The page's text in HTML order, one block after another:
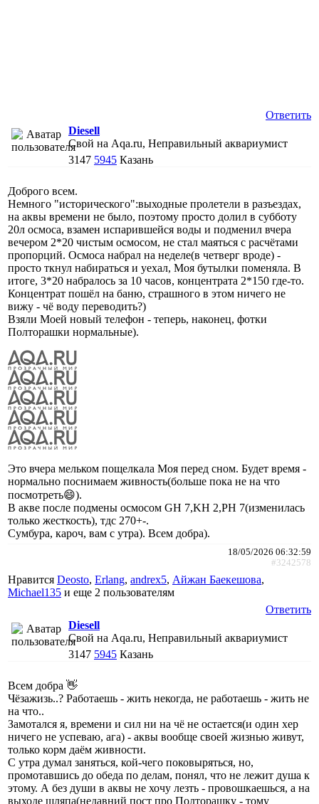
Ответить
Diesell
Свой на Aqa.ru, Неправильный аквариумист
3147 5945 Казань
Доброго всем.
Немного "исторического":выходные пролетели в разъездах,
на аквы времени не было, поэтому просто долил в субботу
20л осмоса, взамен испарившейся воды и подменил вчера
вечером 2*20 чистым осмосом, не стал маяться с расчётами
пропорций. Осмоса набрал на неделе(в четверг вроде) -
просто ткнул набираться и уехал, Моя бутылки поменяла. В
итоге, 3*20 набралось за 10 часов, концентрата 2*150 где-то.
Концентрат пошёл на баню, страшного в этом ничего не
вижу - чё воду переводить?)
Взяли Моей новый телефон - теперь, наконец, фотки
Полторашки нормальные).
Это вчера мельком пощелкала Моя перед сном. Будет время -
нормально поснимаем живность(больше пока не на что
посмотреть😄).
В акве после подмены осмосом GH 7,KH 2,PH 7(изменилась
только жесткость), тдс 270+-.
Сумбура, кароч, вам с утра). Всем добра).
18/05/2026 06:32:59
#3242578
Нравится Deosto, Erlang, andrex5, Айжан Баекешова,
Michael135 и еще 2 пользователям
Ответить
Diesell
Свой на Aqa.ru, Неправильный аквариумист
3147 5945 Казань
Всем добра 👋
Чёзажизь..? Работаешь - жить некогда, не работаешь - жить не
на что..
Замотался я, времени и сил ни на чё не остается(и один хер
ничего не успеваю, ага) - аквы вообще своей жизнью живут,
только корм даём живности.
С утра думал заняться, кой-чего поковыряться, но,
промотавшись до обеда по делам, понял, что не лежит душа к
этому. А без души в аквы не хочу лезть - провошкаешься, а на
выходе шляпа(недавний пост про Полторашку - тому